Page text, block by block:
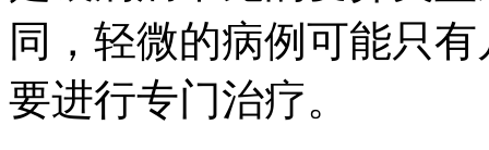
同，轻微的病例可能只
要进行专门治疗。